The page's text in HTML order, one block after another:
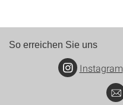
So erreichen Sie uns
Instagram